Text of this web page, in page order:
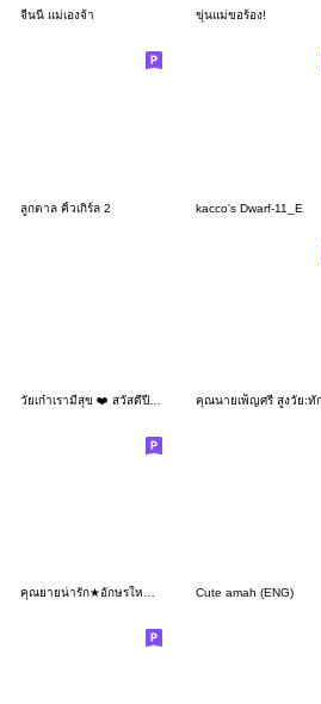
จีนนี่ แม่เองจ้า ขุ่นแม่ขอร้อง!
ลูกตาล คิ้วเกิร์ล 2 kacco's Dwarf-11_E
คุณยายน่ารัก★อักษรใหญ่ ส่งความรู้สึก 3D Cute amah (ENG)